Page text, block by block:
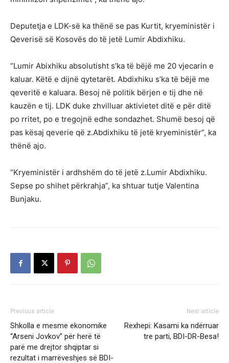
Deputetja e LDK-së ka thënë se pas Kurtit, kryeministër i
Qeverisë së Kosovës do të jetë Lumir Abdixhiku.
“Lumir Abixhiku absolutisht s’ka të bëjë me 20 vjecarin e
kaluar. Këtë e dijnë qytetarët. Abdixhiku s’ka të bëjë me
qeveritë e kaluara. Besoj në politik bërjen e tij dhe në
kauzën e tij. LDK duke zhvilluar aktivietet ditë e për ditë
po rritet, po e tregojnë edhe sondazhet. Shumë besoj që
pas kësaj qeverie që z.Abdixhiku të jetë kryeministër”, ka
thënë ajo.
“Kryeministër i ardhshëm do të jetë z.Lumir Abdixhiku.
Sepse po shihet përkrahja”, ka shtuar tutje Valentina
Bunjaku.
Previous article
Shkolla e mesme ekonomike
“Arseni Jovkov” për herë të
parë me drejtor shqiptar si
rezultat i marrëveshjes së BDI-
Next article
Rexhepi: Kasami ka ndërruar
tre parti, BDI-DR-Besa!